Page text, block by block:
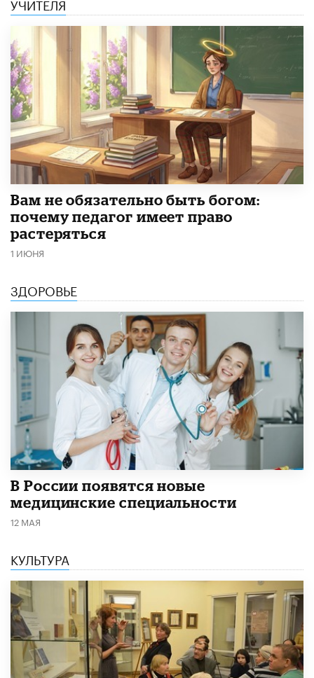
​Вам не обязательно быть богом:
почему педагог имеет право
растеряться
1 ИЮНЯ
ЗДОРОВЬЕ
В России появятся новые
медицинские специальности
12 МАЯ
КУЛЬТУРА